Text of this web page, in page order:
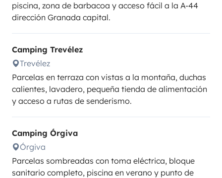
piscina, zona de barbacoa y acceso fácil a la A-44
dirección Granada capital.
Camping Trevélez
Trevélez
Parcelas en terraza con vistas a la montaña, duchas
calientes, lavadero, pequeña tienda de alimentación
y acceso a rutas de senderismo.
Camping Órgiva
Órgiva
Parcelas sombreadas con toma eléctrica, bloque
sanitario completo, piscina en verano y punto de